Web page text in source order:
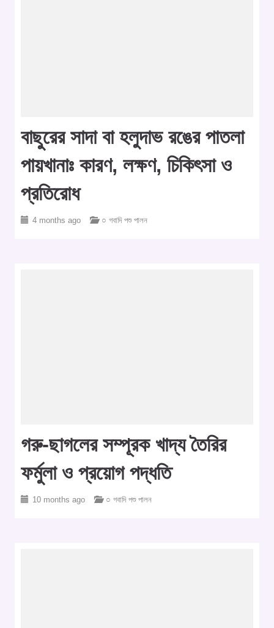
বাছুরের সাদা বা হলুদাভ রঙের পাতলা
পায়খানাঃ কারণ, লক্ষণ, চিকিৎসা ও
প্রতিরোধ
4 months ago ○ গবাদি পশু পালন
গরু-ছাগলের সম্পূরক খাদ্য তৈরির
ফর্মুলা ও প্রয়োগ পদ্ধতি
10 months ago ○ গবাদি পশু পালন